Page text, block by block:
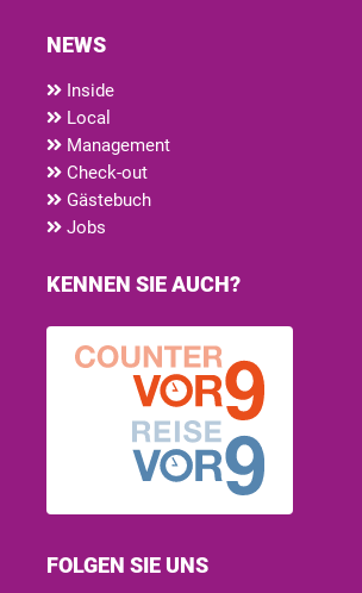
NEWS
Inside
Local
Management
Check-out
Gästebuch
Jobs
KENNEN SIE AUCH?
FOLGEN SIE UNS